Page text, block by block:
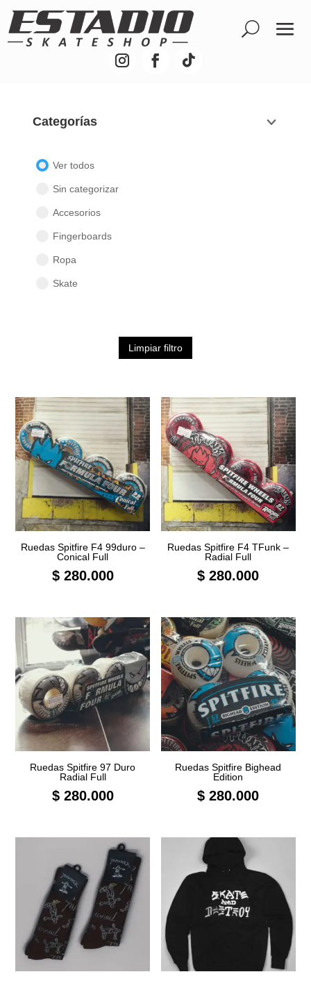
Categorías
Ver todos
Sin categorizar
Accesorios
Fingerboards
Ropa
Skate
Limpiar filtro
Ruedas Spitfire F4 99duro –
Conical Full
$280.000
Ruedas Spitfire F4 TFunk –
Radial Full
$ 280.000
Ruedas Spitfire 97 Duro
Radial Full
$280.000
Ruedas Spitfire Bighead
Edition
$ 280.000